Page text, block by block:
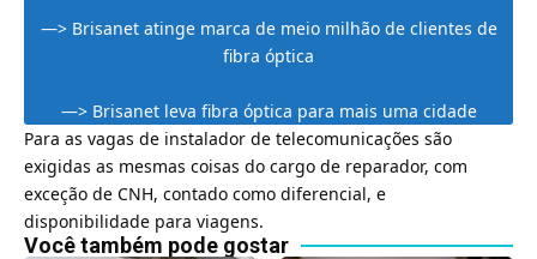
—> Brisanet atinge marca de meio milhão de clientes de
fibra óptica
—> Brisanet leva fibra óptica para mais uma cidade
Para as vagas de instalador de telecomunicações são
exigidas as mesmas coisas do cargo de reparador, com
exceção de CNH, contado como diferencial, e
disponibilidade para viagens.
Você também pode gostar